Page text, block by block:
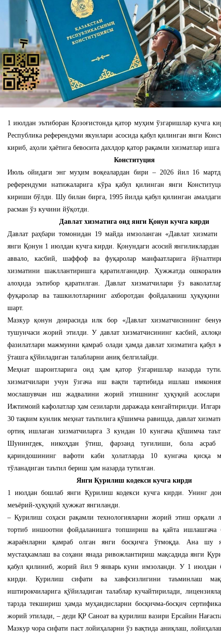
1 июлдан эътиборан Қозоғистонда қатор муҳим ўзгаришлар кучга
Республика референдуми якунлари асосида қабул қилинган янги
кириб, аҳоли ҳаётига бевосита дахлдор қатор рақамли хизматлар
Конституция
Июль ойидаги энг муҳим воқеалардан бири – 2026 йил 16
референдуми натижаларига кўра қабул қилинган янги
кириши бўлди. Шу билан бирга, 1995 йилда қабул қилинган
расман ўз кучини йўқотди.
Давлат хизматига оид янги Қонун кучга кирди
Давлат раҳбари томонидан 19 майда имзоланган «Давлат хизмати
янги Қонун 1 июлдан кучга кирди. Қонундаги асосий
аввало, касбий, шаффоф ва фуқаролар манфаатларига
хизматини шакллантиришга қаратилганидир. Ҳужжатда
алоҳида эътибор қаратилган. Давлат хизматчилари ўз
фуқаролар ва ташкилотларнинг ахборотдан фойдаланиш
шарт.
Мазкур қонун доирасида илк бор «Давлат хизматчисининг
тушунчаси жорий этилди. У давлат хизматчисининг касбий,
фазилатлари мажмуини қамраб олади ҳамда давлат хизматига
ўташга қўйиладиган талабларни аниқ белгилайди.
Меҳнат шароитларига оид ҳам қатор ўзгаришлар назарда
хизматчилари учун ўзгача иш вақти тартибида ишлаш
мослашувчан иш жадвалини жорий этишнинг ҳуқуқий асослари
Ижтимоий кафолатлар ҳам сезиларли даражада кенгайтирилди.
30 тақвим кунлик меҳнат таътилига қўшимча равишда, давлат
ортиқ ишлаган хизматчиларга 3 кундан 10 кунгача қўшимча
Шунингдек, никоҳдан ўтиш, фарзанд туғилиши, бола
қариндошининг вафоти каби ҳолатларда 10 кунгача қисқа
тўланадиган таътил бериш ҳам назарда тутилган.
Янги Қурилиш кодекси кучга кирди
1 июлдан бошлаб янги Қурилиш кодекси кучга кирди. Унинг
меъёрий-ҳуқуқий ҳужжат янгиланди.
– Қурилиш соҳаси рақамли технологияларни жорий этиш орқали
тортиб иншоотни фойдаланишга топшириш ва қайта ишлашгача
жараёнларни қамраб олган янги босқичга ўтмоқда. Ана шу
мустаҳкамлаш ва соҳани янада ривожлантириш мақсадида янги
қабул қилиниб, жорий йил 9 январь куни имзоланди. У 1 июлдан
кирди. Қурилиш сифати ва хавфсизлигини таъминлаш
иштирокчиларига қўйиладиган талаблар кучайтирилади,
тарзда текшириш ҳамда муҳандисларни босқичма-босқич
жорий этилади, – деди ҚР Саноат ва қурилиш вазири Ерсайин
Мазкур чора сифати паст лойиҳаларни ўз вақтида аниқлаш,